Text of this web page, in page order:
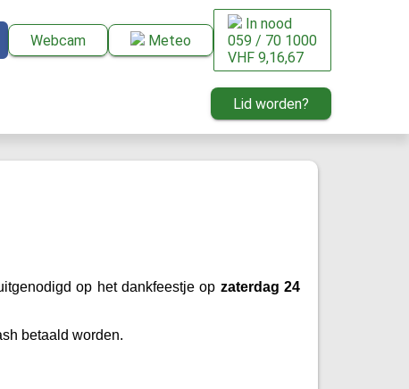
Webcam Meteo
In nood
059 / 70 1000
VHF 9,16,67
Lid worden?
op het dankfeestje op zaterdag 24
betaald worden.